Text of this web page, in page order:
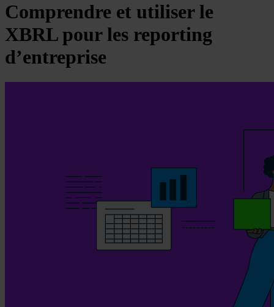
Comprendre et utiliser le
XBRL pour les reporting
d’entreprise